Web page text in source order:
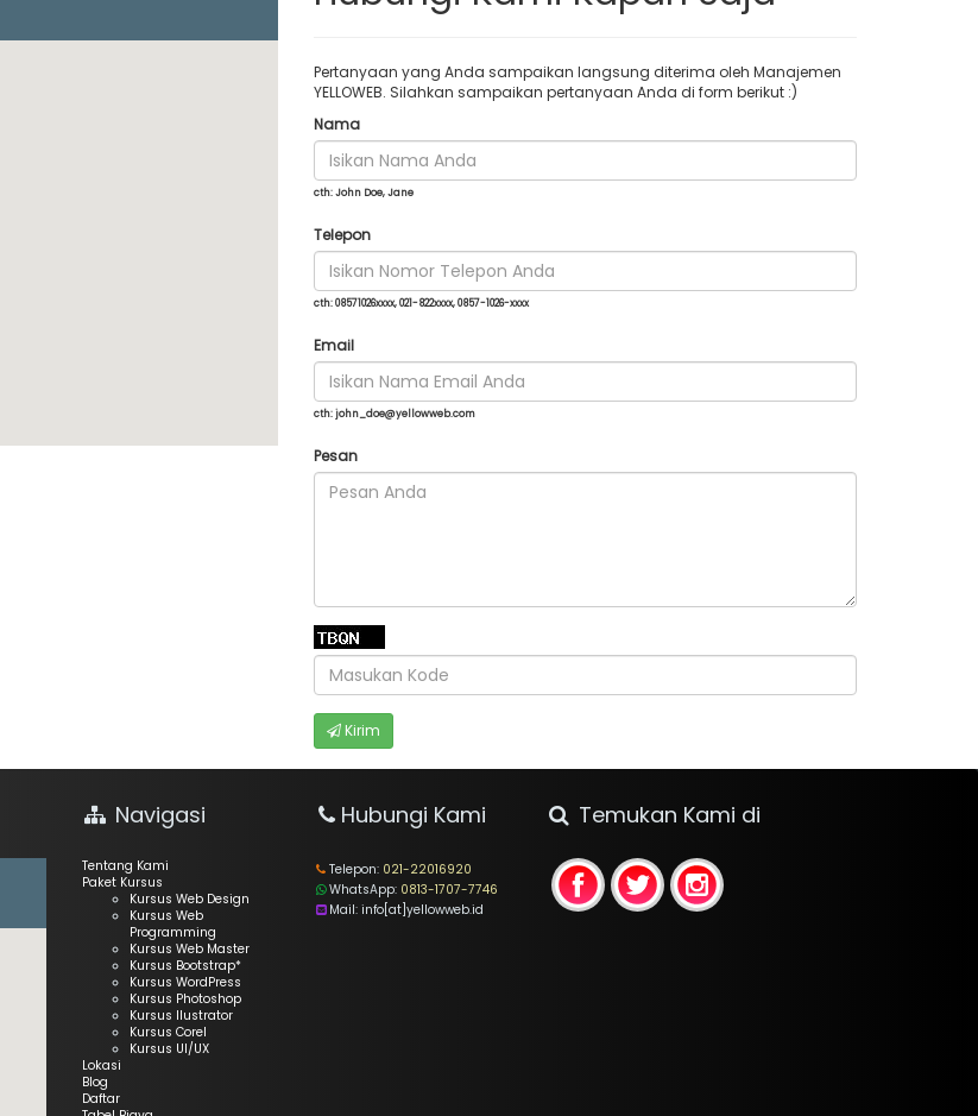
Pertanyaan yang Anda sampaikan langsung diterima oleh Manajemen
YELLOWEB. Silahkan sampaikan pertanyaan Anda di form berikut :)
Nama
cth: John Doe, Jane
Telepon
cth: 08571026xxxx, 021-822xxxx, 0857-1026-xxxx
Email
cth:john_doe@yellowweb.com
Pesan
Kirim
Navigasi
Tentang Kami
Paket Kursus
Kursus Web Design
Kursus Web
Programming
Kursus Web Master
Kursus Bootstrap*
Kursus WordPress
Kursus Photoshop
Kursus Ilustrator
Kursus Corel
Kursus UI/UX
Lokasi
Blog
Daftar
Hubungi Kami
Telepon: 021-22016920
WhatsApp: 0813-1707-7746
Mail: info[at]yellowweb.id
Temukan Kami di